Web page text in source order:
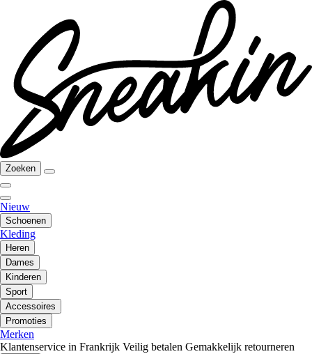
Zoeken
Nieuw
Schoenen
Kleding
Heren
Dames
Kinderen
Sport
Accessoires
Promoties
Merken
Klantenservice in Frankrijk Veilig betalen Gemakkelijk retourneren